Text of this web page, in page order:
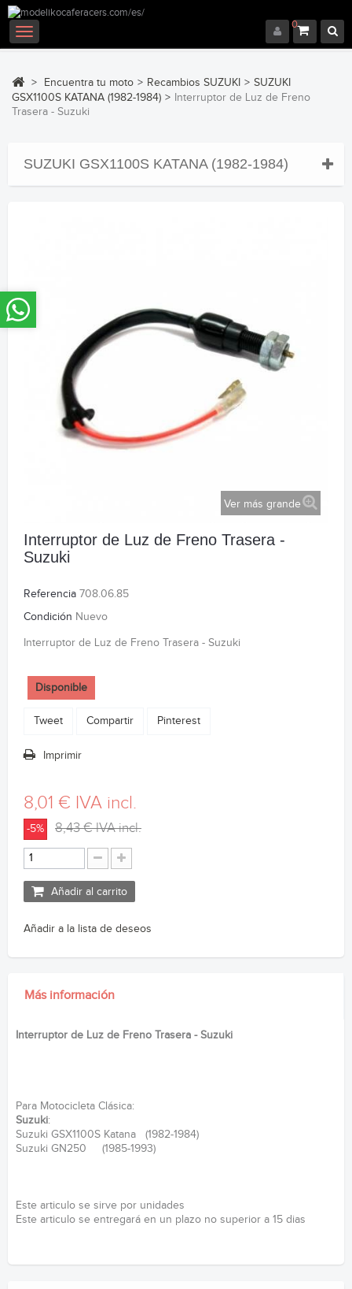
0
Navegación
Toggle
> Encuentra tu moto > Recambios SUZUKI > SUZUKI
GSX1100S KATANA (1982-1984) > Interruptor de Luz de Freno
Trasera - Suzuki
SUZUKI GSX1100S KATANA (1982-1984)
Ver más grande
Interruptor de Luz de Freno Trasera -
Suzuki
Referencia 708.06.85
Condición Nuevo
Interruptor de Luz de Freno Trasera - Suzuki
Disponible
Tweet Compartir Pinterest
Imprimir
8,01 € IVA incl.
-5% 8,43 €IVA incl.
Añadir al carrito
Añadir a la lista de deseos
Más información
Interruptor de Luz de Freno Trasera - Suzuki
Para Motocicleta Clásica:
Suzuki:
Suzuki GSX1100S Katana (1982-1984)
Suzuki GN250 (1985-1993)
Este articulo se sirve por unidades
Este articulo se entregará en un plazo no superior a 15 dias